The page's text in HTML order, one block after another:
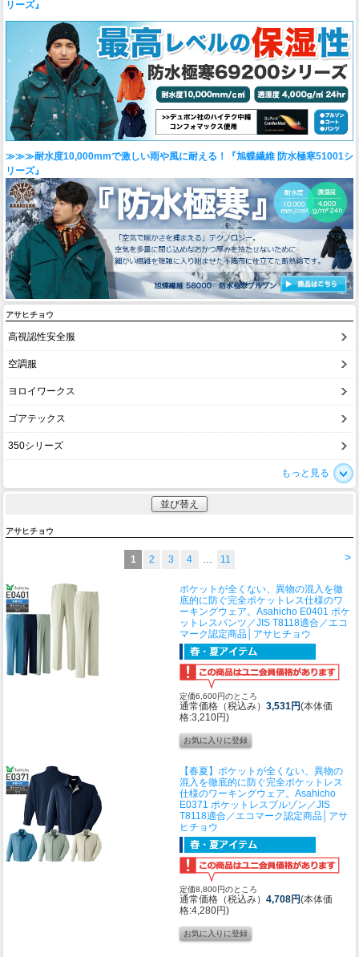
リーズ』
≫≫≫耐水度10,000mmで激しい雨や風に耐える！『旭蝶繊維 防水極寒51001シ
リーズ』
アサヒチョウ
高視認性安全服
空調服
ヨロイワークス
ゴアテックス
350シリーズ
もっと見る
並び替え
アサヒチョウ
>
1 2 3 4 11
ポケットが全くない、異物の混入を徹
底的に防ぐ完全ポケットレス仕様のワ
ーキングウェア。 Asahicho E0401 ポケ
ットレスパンツ／JIS T8118適合／エコ
マーク認定商品│アサヒチョウ
定価6,600円のところ
通常価格（税込み） 3,531円(本体価
格:3,210円)
【春夏】ポケットが全くない、異物の
混入を徹底的に防ぐ完全ポケットレス
仕様のワーキングウェア。 Asahicho
E0371 ポケットレスブルゾン／JIS
T8118適合／エコマーク認定商品│アサ
ヒチョウ
定価8,800円のところ
通常価格（税込み） 4,708円(本体価
格:4,280円)